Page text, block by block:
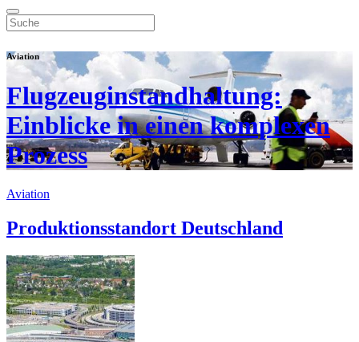
Aviation
Flugzeuginstandhaltung:
Einblicke in einen komplexen
Prozess
Aviation
Produktionsstandort Deutschland